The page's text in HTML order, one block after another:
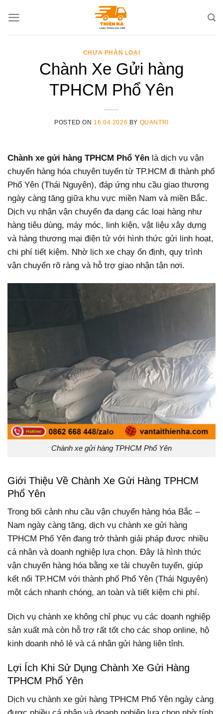
CHƯA PHÂN LOẠI
Chành Xe Gửi hàng
TPHCM Phổ Yên
POSTED ON 16.04.2026 BY QUANTRI
Chành xe gửi hàng TPHCM Phổ Yên là dịch vụ vận
chuyển hàng hóa chuyên tuyến từ TP.HCM đi thành phố
Phổ Yên (Thái Nguyên), đáp ứng nhu cầu giao thương
ngày càng tăng giữa khu vực miền Nam và miền Bắc.
Dịch vụ nhận vận chuyển đa dạng các loại hàng như
hàng tiêu dùng, máy móc, linh kiện, vật liệu xây dựng
và hàng thương mại điện tử với hình thức gửi linh hoạt,
chi phí tiết kiệm. Nhờ lịch xe chạy ổn định, quy trình
vận chuyển rõ ràng và hỗ trợ giao nhận tận nơi.
Chành xe gửi hàng TPHCM Phổ Yên
Giới Thiệu Về Chành Xe Gửi Hàng TPHCM
Phổ Yên
Trong bối cảnh nhu cầu vận chuyển hàng hóa Bắc –
Nam ngày càng tăng, dịch vụ chành xe gửi hàng
TPHCM Phổ Yên đang trở thành giải pháp được nhiều
cá nhân và doanh nghiệp lựa chọn. Đây là hình thức
vận chuyển hàng hóa bằng xe tải chuyên tuyến, giúp
kết nối TP.HCM với thành phố Phổ Yên (Thái Nguyên)
một cách nhanh chóng, an toàn và tiết kiệm chi phí.
Dịch vụ chành xe không chỉ phục vụ các doanh nghiệp
sản xuất mà còn hỗ trợ rất tốt cho các shop online, hộ
kinh doanh nhỏ lẻ và cá nhân gửi hàng liên tỉnh.
Lợi Ích Khi Sử Dụng Chành Xe Gửi Hàng
TPHCM Phổ Yên
Dịch vụ chành xe gửi hàng TPHCM Phổ Yên ngày càng